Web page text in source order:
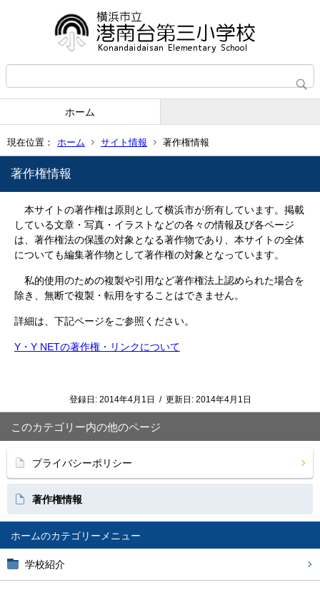
ホーム
現在位置： ホーム サイト情報 著作権情報
ホーム
学校紹介
著作権情報
本サイトの著作権は原則として横浜市が所有しています。掲載
している文章・写真・イラストなどの各々の情報及び各ページ
は、著作権法の保護の対象となる著作物であり、本サイトの全体
についても編集著作物として著作権の対象となっています。
私的使用のための複製や引用など著作権法上認められた場合を
除き、無断で複製・転用をすることはできません。
詳細は、下記ページをご参照ください。
Y・Y NETの著作権・リンクについて
登録日: 2014年4月1日 / 更新日: 2014年4月1日
このカテゴリー内の他のページ
プライバシーポリシー
著作権情報